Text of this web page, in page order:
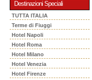
Destinazioni Speciali
TUTTA ITALIA
Terme di Fiuggi
Hotel Napoli
Hotel Roma
Hotel Milano
Hotel Venezia
Hotel Firenze